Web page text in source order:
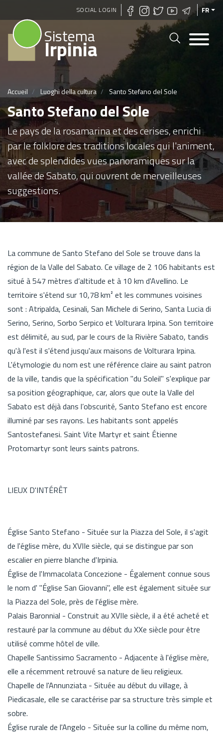
Aller
au
contenu
principal
SOCIAL LOGIN FR
Sistema
Irpinia
Accueil Luoghi della cultura Santo Stefano del Sole
Santo Stefano del Sole
Le pays de la rosamarina et des cerises, enrichi
par le folklore des traditions locales qui l'animent,
avec de splendides vues panoramiques sur la
vallée de Sabato, qui ouvrent de merveilleuses
suggestions.
La commune de Santo Stefano del Sole se trouve dans la
région de la Valle del Sabato. Ce village de 2 106 habitants est
situé à 547 mètres d’altitude et à 10 km d'Avellino. Le
territoire s'étend sur 10,78 km² et les communes voisines
sont : Atripalda, Cesinali, San Michele di Serino, Santa Lucia di
Serino, Serino, Sorbo Serpico et Volturara Irpina. Son territoire
est délimité, au sud, par le cours de la Rivière Sabato, tandis
qu'à l'est il s'étend jusqu'aux maisons de Volturara Irpina.
L'étymologie du nom est une référence claire au saint patron
de la ville, tandis que la spécification "du Soleil" s'explique par
sa position géographique, car, alors que oute la Valle del
Sabato est déjà dans l’obscurité, Santo Stefano est encore
illuminé par ses rayons. Les habitants sont appelés
Santostefanesi. Saint Vite Martyr et saint Étienne
Protomartyr sont leurs saints patrons.
LIEUX D'INTÉRÊT
Église Santo Stefano - Située sur la Piazza del Sole, il s'agit
de l'église mère, du XVIIe siècle, qui se distingue par son
escalier en pierre blanche d'Irpinia.
Église de l'Immacolata Concezione - Également connue sous
le nom d' "Église San Giovanni", elle est également située sur
la Piazza del Sole, près de l'église mère.
Palais Baronnial - Construit au XVIIe siècle, il a été acheté et
restauré par la commune au début du XXe siècle pour être
utilisé comme hôtel de ville.
Chapelle Santissimo Sacramento - Adjacente à l'église mère,
elle a récemment retrouvé sa nature de lieu religieux.
Chapelle de l'Annunziata - Située au début du village, à
Piedicasale, elle se caractérise par sa structure très simple et
sobre.
Église rurale de l'Angelo - Située sur la colline du même nom,